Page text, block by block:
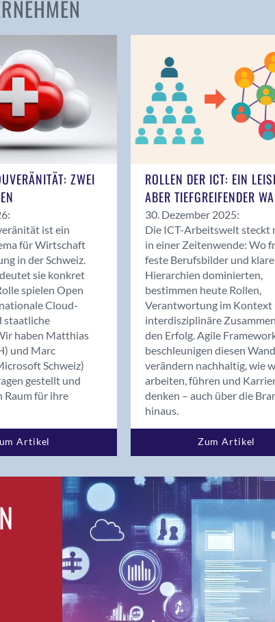
Andelfingen
Balsthal
Balzers
Bassersdorf
Benken (SG)
Bergdietikon
Bern - Liebefeld
Bolligen
Bonaduz
Bonstetten
Bottighofen
Bremgarten bei Bern
Brig-Glis
Bronschhofen
ZWEI
ist ein
für Wirtschaft
in der Schweiz.
sie konkret
spielen Open
Cloud-
staatliche
haben Matthias
und Marc
Schweiz)
gestellt und
Raum für ihre
Artikel
ROLLEN DER ICT: EIN
ABER TIEFGREIFENDER
30. Dezember 2025:
Die ICT-Arbeitswelt steckt
in einer Zeitenwende: Wo
feste Berufsbilder und klare
Hierarchien dominierten,
bestimmen heute Rollen,
Verantwortung im Kontext
interdisziplinäre
den Erfolg. Agile
beschleunigen diesen
verändern nachhaltig, wie
arbeiten, führen und
denken – auch über die
hinaus.
Zum Artikel